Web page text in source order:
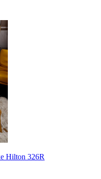
Hilton 326R